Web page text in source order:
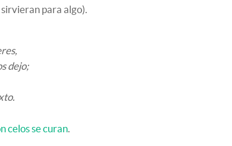
para algo).
dejo;
celos se curan.